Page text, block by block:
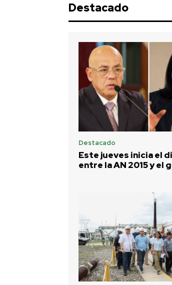
Destacado
Destacado
Este jueves inicia el
entre la AN 2015 y el